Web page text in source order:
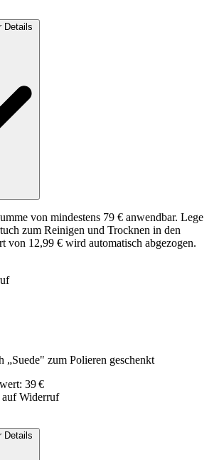
Details
von mindestens 79 € anwendbar. Lege
zum Reinigen und Trocknen in den
von 12,99 € wird automatisch abgezogen.
„Suede" zum Polieren geschenkt
39 €
Widerruf
Details